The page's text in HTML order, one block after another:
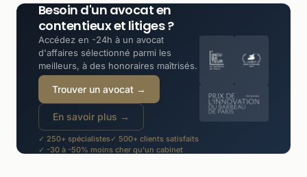
Besoin d'un avocat en
contentieux et litiges ?
Accédez en -24h à un avocat
d'affaires sélectionné parmi les
meilleurs, à des honoraires maîtrisés.
Trouver un avocat →
En savoir plus →
✓ 250+ spécialistes✓ 500+ clients satisfaits
✓ -30 à -50% moins cher qu'un cabinet